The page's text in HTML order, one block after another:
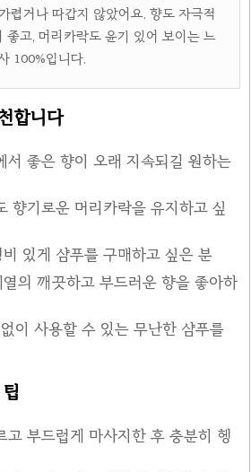
렵거나 따갑지 않았어요. 향도 자극적
좋고, 머리카락도 윤기 있어 보이는 느
100%입니다.
합니다
서 좋은 향이 오래 지속되길 원하는
향기로운 머리카락을 유지하고 싶
있게 샴푸를 구매하고 싶은 분
의 깨끗하고 부드러운 향을 좋아하
이 사용할 수 있는 무난한 샴푸를
고 부드럽게 마사지한 후 충분히 헹